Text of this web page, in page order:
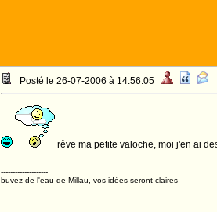
Posté le 26-07-2006 à 14:56:05
rêve ma petite valoche, moi j'en ai
--------------------
buvez de l'eau de Millau, vos idées seront claires